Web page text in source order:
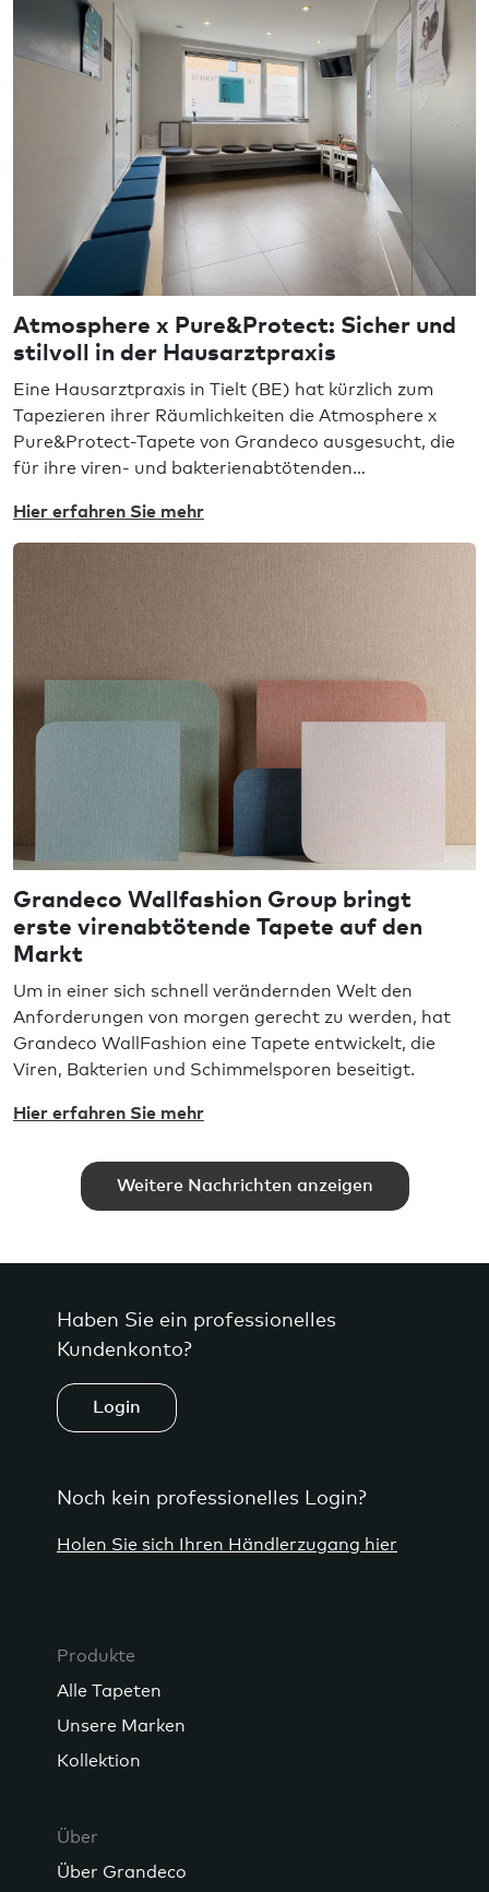
Atmosphere x Pure&Protect: Sicher und
stilvoll in der Hausarztpraxis
Eine Hausarztpraxis in Tielt (BE) hat kürzlich zum
Tapezieren ihrer Räumlichkeiten die Atmosphere x
Pure&Protect-Tapete von Grandeco ausgesucht, die
für ihre viren- und bakterienabtötenden
Praxis für diese Option entschieden?
Hier erfahren Sie mehr
Grandeco Wallfashion Group bringt
erste virenabtötende Tapete auf den
Markt
Um in einer sich schnell verändernden Welt den
Anforderungen von morgen gerecht zu werden, hat
Grandeco WallFashion eine Tapete entwickelt, die
Viren, Bakterien und Schimmelsporen beseitigt.
Hier erfahren Sie mehr
Weitere Nachrichten anzeigen
Haben Sie ein professionelles
Kundenkonto?
Login
Noch kein professionelles Login?
Holen Sie sich Ihren Händlerzugang hier
Produkte
Alle Tapeten
Unsere Marken
Kollektion
Über
Über Grandeco